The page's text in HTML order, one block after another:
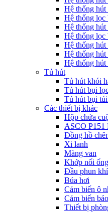
Hệ thống
Hệ thống lọc
Hệ thống
Hệ thống lọc
Hệ thống
Hệ thống
Hệ thống
Tủ hút
Tủ hút khói
Tủ hút bụi
Tủ hút bụi
Các thiết bị khác
Hộp chứa
ASCO P151
Đồng hồ
Xi lanh
Màng van
Khớp nối ống
Đầu phun khí
Búa hơi
Cảm biến ô
Cảm biến
Thiết bị